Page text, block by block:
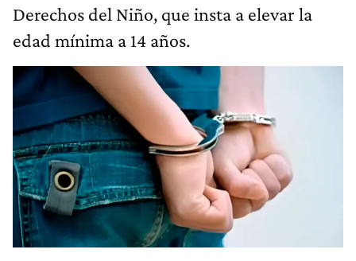
Derechos del Niño, que insta a elevar la
edad mínima a 14 años.